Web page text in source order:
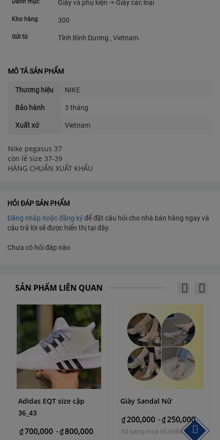
Danh mục Giày và phụ kiện -> Giày các loại
Kho hàng 300
Gửi từ Tỉnh Bình Dương , Vietnam
MÔ TẢ SẢN PHẨM
Thương hiệu NIKE
Bảo hành 3 tháng
Xuất xứ Vietnam
Nike pegasus 37
còn lẻ size 37-39
HỎI ĐÁP SẢN PHẨM
Đăng nhập hoặc đăng kýđể đặt câu hỏi cho nhà bán hàng ngay và
câu trả lời sẽ được hiển thị tại đây.
Chưa có hỏi đáp nào
SẢN PHẨM LIÊN QUAN
Adidas EQT size cặp
36_43
₫700,000 -₫ 800,000
Giày Sandal Nữ
₫200,000 -₫250,000
Số lượng mua tối thiểu: 1